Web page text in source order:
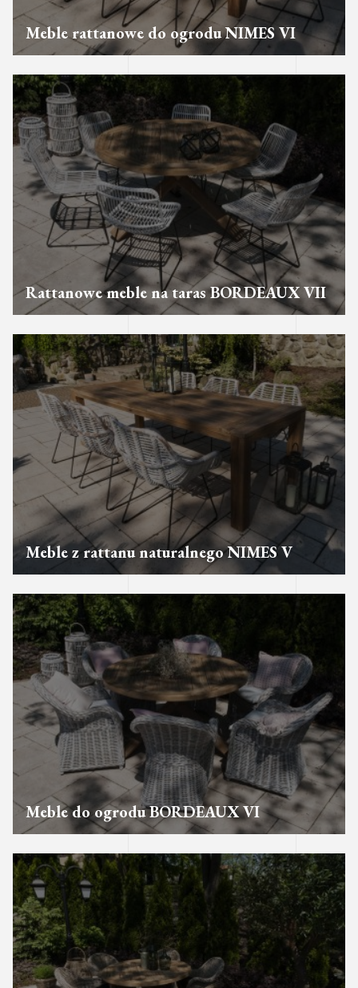
Meble rattanowe do ogrodu NIMES VI
Rattanowe meble na taras BORDEAUX VII
Meble z rattanu naturalnego NIMES V
Meble do ogrodu BORDEAUX VI